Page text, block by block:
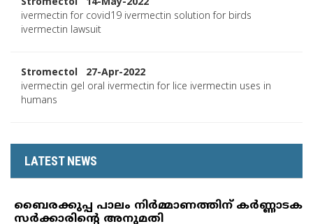
ivermectin for covid19 ivermectin solution for birds
ivermectin lawsuit
Stromectol 27-Apr-2022
ivermectin gel oral ivermectin for lice ivermectin uses in
humans
LATEST NEWS
ബൈരക്കുപ്പ പാലം നിര്‍മ്മാണത്തിന് കര്‍ണ്ണാടക
സര്‍ക്കാരിന്റെ അനുമതി